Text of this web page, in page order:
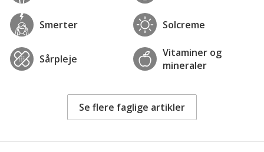
Smerter Solcreme
Sårpleje
Vitaminer og
mineraler
Se flere faglige artikler